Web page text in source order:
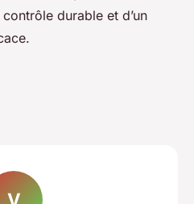
durable et d’un